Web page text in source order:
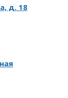
д. 18